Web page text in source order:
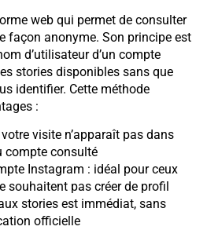
web qui permet de consulter
façon anonyme. Son principe est
d’utilisateur d’un compte
stories disponibles sans que
identifier. Cette méthode
:
visite n’apparaît pas dans
compte consulté
Instagram : idéal pour ceux
souhaitent pas créer de profil
stories est immédiat, sans
officielle